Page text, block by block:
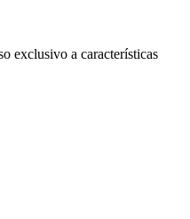
exclusivo a características